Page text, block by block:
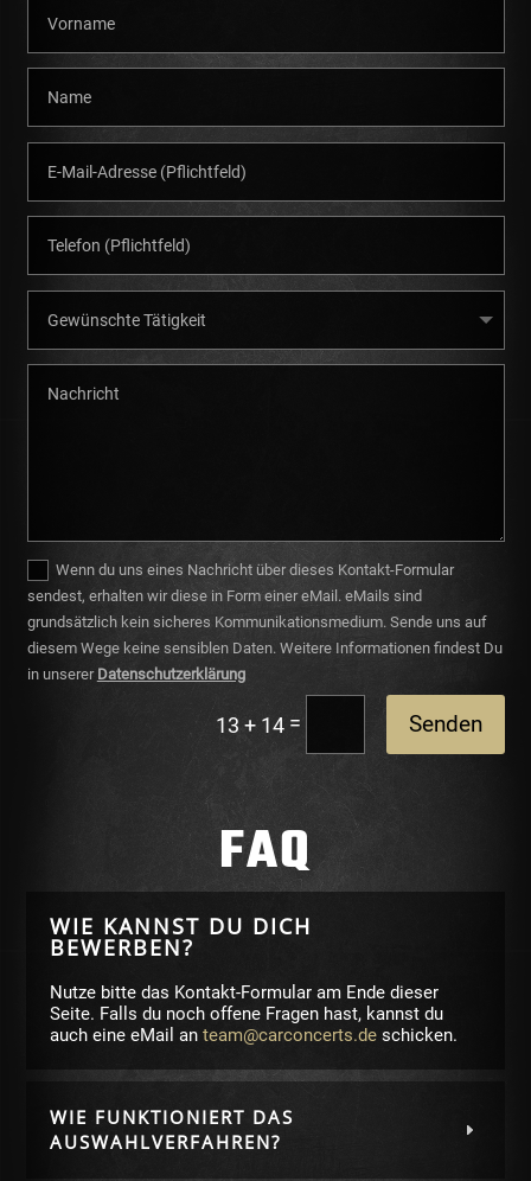
Wenn du uns eines Nachricht über dieses Kontakt-Formular
sendest, erhalten wir diese in Form einer eMail. eMails sind
grundsätzlich kein sicheres Kommunikationsmedium. Sende uns auf
diesem Wege keine sensiblen Daten. Weitere Informationen findest Du
in unserer Datenschutzerklärung
13 + 14= Senden
FAQ
WIE KANNST DU DICH
BEWERBEN?
Nutze bitte das Kontakt-Formular am Ende dieser
Seite. Falls du noch offene Fragen hast, kannst du
auch eine eMail anteam@carconcerts.de schicken.
WIE FUNKTIONIERT DAS
AUSWAHLVERFAHREN?